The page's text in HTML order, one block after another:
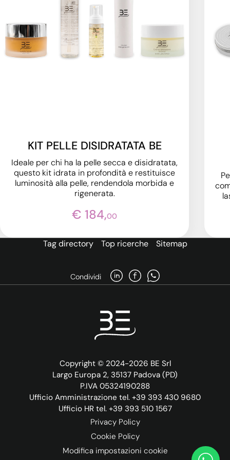
KIT PELLE DISIDRATATA BE
Ideale per chi ha la pelle secca e disidratata,
questo kit idrata in profondità e restituisce
luminosità alla pelle, rendendola morbida e
rigenerata.
€ 184,00
Tag directory Top ricerche Sitemap
Condividi
Copyright © 2024-2026 BE Srl
Largo Europa 2, 35137 Padova (PD)
P.IVA 05324190288
Ufficio Amministrazione tel. +39 393 430 9680
Ufficio HR tel. +39 393 510 1567
Privacy Policy
Cookie Policy
Modifica impostazioni cookie